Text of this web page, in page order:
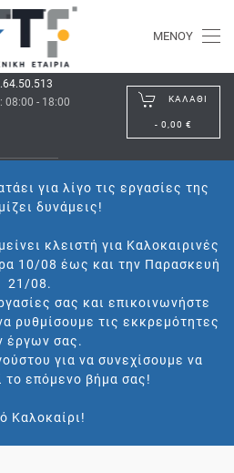
ΜΕΝΟΎ
08:00 - 18:00
ΚΑΛΆΘΙ
- 0,00 €
για λίγο τις εργασίες της
δυνάμεις!
κλειστή για Καλοκαιρινές
10/08 έως και την Παρασκευή
21/08.
σας και επικοινωνήστε
ρυθμίσουμε τις εκκρεμότητες
έργων σας.
για να συνεχίσουμε να
το επόμενο βήμα σας!
Καλοκαίρι!